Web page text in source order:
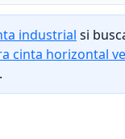
industrial si
cinta horizontal